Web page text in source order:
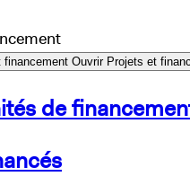
financement Ouvrir Projets et
de